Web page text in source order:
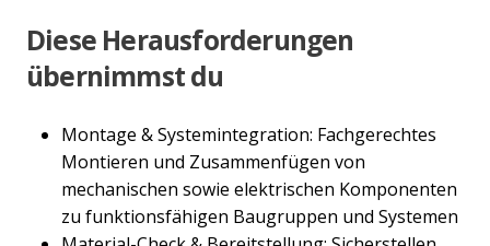
Diese Herausforderungen
übernimmst du
Montage & Systemintegration: Fachgerechtes
Montieren und Zusammenfügen von
mechanischen sowie elektrischen Komponenten
zu funktionsfähigen Baugruppen und Systemen